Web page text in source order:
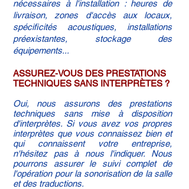
nécessaires à l'installation : heures de
livraison, zones d'accès aux locaux,
spécificités acoustiques, installations
préexistantes, stockage des
équipements...
ASSUREZ-VOUS DES PRESTATIONS
TECHNIQUES SANS INTERPRÈTES ?
Oui, nous assurons des prestations
techniques sans mise à disposition
d'interprètes. Si vous avez vos propres
interprètes que vous connaissez bien et
qui connaissent votre entreprise,
n'hésitez pas à nous l'indiquer. Nous
pourrons assurer le suivi complet de
l'opération pour la sonorisation de la salle
et des traductions.